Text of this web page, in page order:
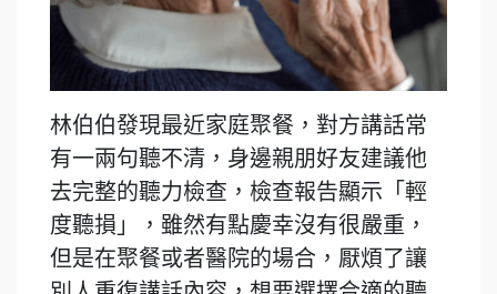
林伯伯發現最近家庭聚餐，對方講話常
有一兩句聽不清，身邊親朋好友建議他
去完整的聽力檢查，檢查報告顯示「輕
度聽損」，雖然有點慶幸沒有很嚴重，
但是在聚餐或者醫院的場合，厭煩了讓